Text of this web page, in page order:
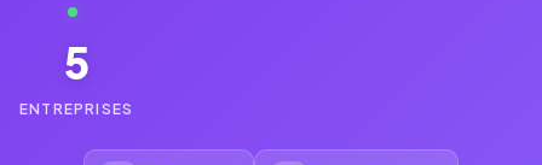
5
ENTREPRISES